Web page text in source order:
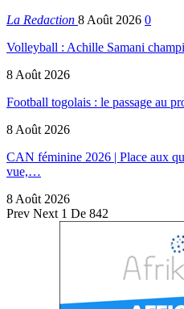
La Redaction 8 Août 2026 0
Volleyball : Achille Samani
8 Août 2026
Football togolais : le passage au
8 Août 2026
CAN féminine 2026 | Place aux
vue,…
8 Août 2026
Prev Next 1 De 842